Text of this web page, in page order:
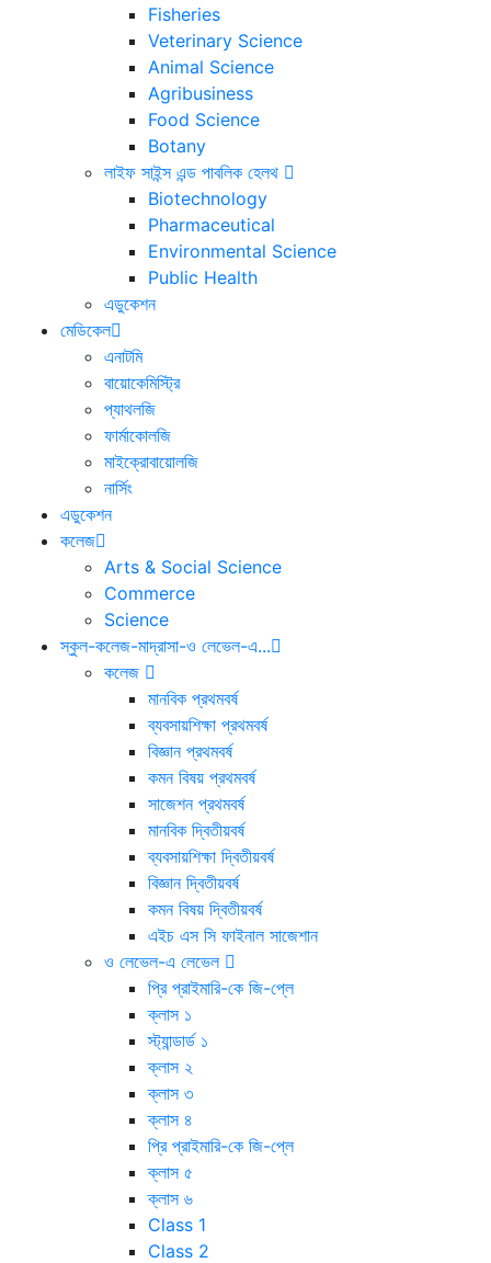
Fisheries
Veterinary Science
Animal Science
Agribusiness
Food Science
Botany
লাইফ সাইন্স এন্ড পাবলিক হেলথ
Biotechnology
Pharmaceutical
Environmental Science
Public Health
এডুকেশন
মেডিকেল
এনাটমি
বায়োকেমিস্ট্রি
প্যাথলজি
ফার্মাকোলজি
মাইক্রোবায়োলজি
নার্সিং
এডুকেশন
কলেজ
Arts & Social Science
Commerce
Science
স্কুল-কলেজ-মাদ্রাসা-ও লেভেল-এ...
কলেজ
মানবিক প্রথমবর্ষ
ব্যবসায়শিক্ষা প্রথমবর্ষ
বিজ্ঞান প্রথমবর্ষ
কমন বিষয় প্রথমবর্ষ
সাজেশন প্রথমবর্ষ
মানবিক দ্বিতীয়বর্ষ
ব্যবসায়শিক্ষা দ্বিতীয়বর্ষ
বিজ্ঞান দ্বিতীয়বর্ষ
কমন বিষয় দ্বিতীয়বর্ষ
এইচ এস সি ফাইনাল সাজেশান
ও লেভেল-এ লেভেল
প্রি প্রাইমারি-কে জি-প্লে
ক্লাস ১
স্ট্যান্ডার্ড ১
ক্লাস ২
ক্লাস ৩
ক্লাস ৪
প্রি প্রাইমারি-কে জি-প্লে
ক্লাস ৫
ক্লাস ৬
Class 1
Class 2